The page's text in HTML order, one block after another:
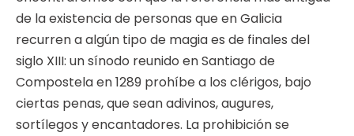
de la existencia de personas que en Galicia
recurren a algún tipo de magia es de finales del
siglo XIII: un sínodo reunido en Santiago de
Compostela en 1289 prohíbe a los clérigos, bajo
ciertas penas, que sean adivinos, augures,
sortílegos y encantadores. La prohibición se